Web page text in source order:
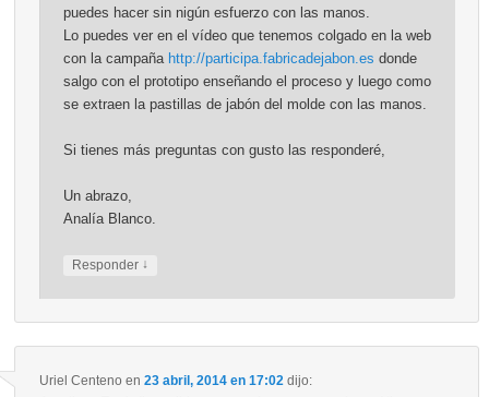
puedes hacer sin nigún esfuerzo con las manos.
Lo puedes ver en el vídeo que tenemos colgado en la web
con la campaña http://participa.fabricadejabon.es donde
salgo con el prototipo enseñando el proceso y luego como
se extraen la pastillas de jabón del molde con las manos.
Si tienes más preguntas con gusto las responderé,
Un abrazo,
Analía Blanco.
Responder ↓
Uriel Centeno en 23 abril, 2014 en 17:02 dijo: